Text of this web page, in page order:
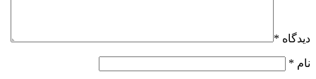
دیدگاه *
نام *